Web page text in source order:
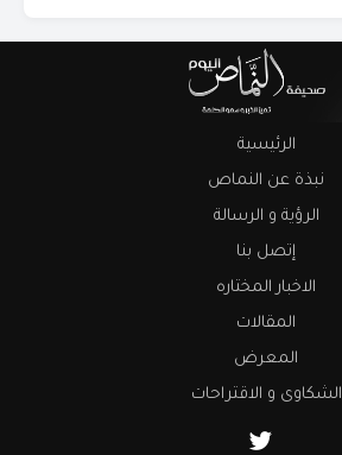
الرئيسية
نبذة عن النماص
الرؤية و الرسالة
إتصل بنا
الاخبار المختاره
المقالات
المعرض
الشكاوى و الاقتراحات